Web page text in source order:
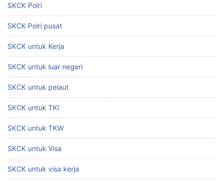
SKCK Polri
SKCK Polri pusat
SKCK untuk Kerja
SKCK untuk luar negeri
SKCK untuk pelaut
SKCK untuk TKI
SKCK untuk TKW
SKCK untuk Visa
SKCK untuk visa kerja